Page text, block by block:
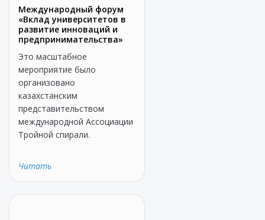
Международный форум
«Вклад университетов в
развитие инноваций и
предпринимательства»
Это масштабное
мероприятие было
организовано
казахстанским
представительством
международной Ассоциации
Тройной спирали.
Читать